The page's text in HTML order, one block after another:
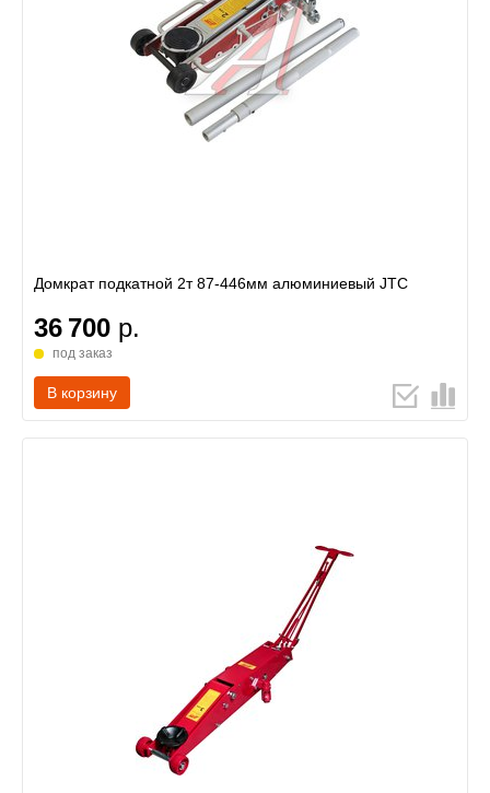
Домкрат подкатной 2т 87-446мм алюминиевый JTC
36 700 р.
под заказ
В корзину